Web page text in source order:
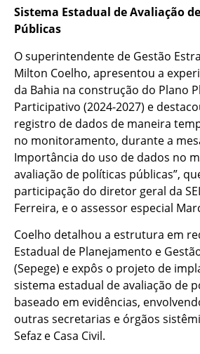
Sistema Estadual de Avaliação
Públicas
O superintendente de Gestão
Milton Coelho, apresentou a
da Bahia na construção do Plano
Participativo (2024-2027) e
registro de dados de maneira
no monitoramento, durante a
Importância do uso de dados no
avaliação de políticas públicas”,
participação do diretor geral da
Ferreira, e o assessor especial
Coelho detalhou a estrutura em
Estadual de Planejamento e
(Sepege) e expôs o projeto de
sistema estadual de avaliação de
baseado em evidências,
outras secretarias e órgãos
Sefaz e Casa Civil.